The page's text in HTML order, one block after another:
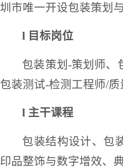
圳市唯一开设包装策划
l 目标岗位
包装策划-策划师、
包装测试-检测工程师/质
l 主干课程
包装结构设计、包
印品整饰与数字增效、